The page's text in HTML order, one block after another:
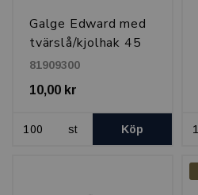
Galge Edward med
tvärslå/kjolhak 45
cm, Natur
81909300
10,00 kr
st Köp